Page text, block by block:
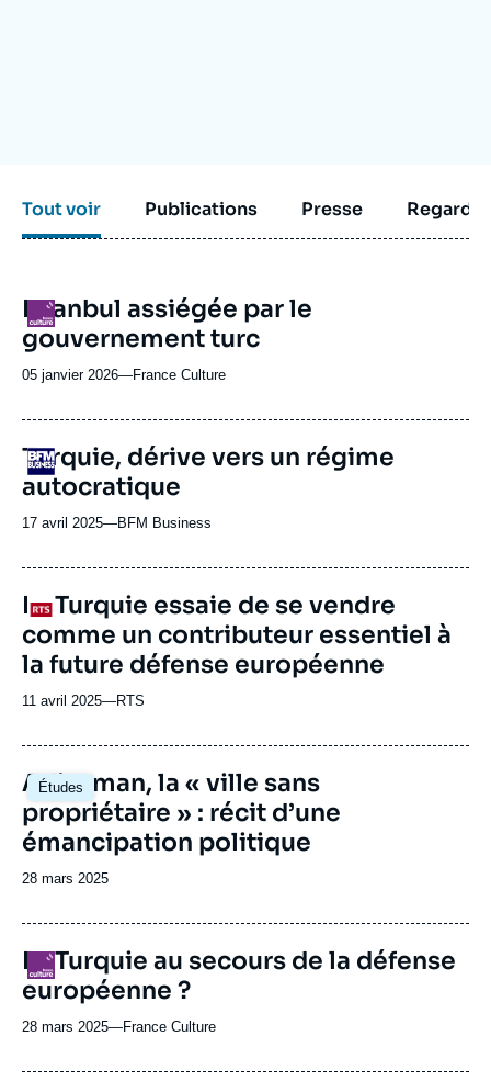
Tout voir Publications Presse
Logo
Istanbul assiégée par le
gouvernement turc
05 janvier 2026—Nom
journal,
ou
émission
France Culture
Logo
Turquie, dérive vers un régime
autocratique
17 avril 2025—Nom
journal,
ou
émission
BFM Business
Logo
La Turquie essaie de se vendre
comme un contributeur essentiel à
la future défense européenne
11 avril 2025—Nom
journal,
ou
émission
RTS
Études
Image
principale
Adiyaman, la « ville sans
propriétaire » : récit d’une
émancipation politique
Date
publication
28 mars 2025
Logo
La Turquie au secours de la défense
européenne ?
28 mars 2025—Nom
journal,
France Culture